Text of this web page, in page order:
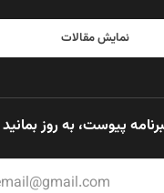
نمایش مقالات
پیوست، به روز بمانید